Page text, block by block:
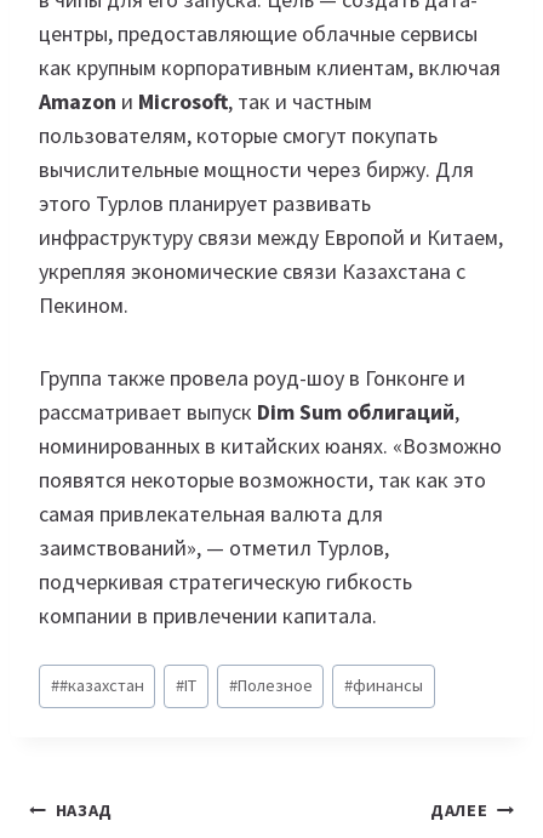
центры, предоставляющие облачные сервисы
как крупным корпоративным клиентам, включая
Amazon и Microsoft, так и частным
пользователям, которые смогут покупать
вычислительные мощности через биржу. Для
этого Турлов планирует развивать
инфраструктуру связи между Европой и Китаем,
укрепляя экономические связи Казахстана с
Пекином.
Группа также провела роуд-шоу в Гонконге и
рассматривает выпуск Dim Sum облигаций,
номинированных в китайских юанях. «Возможно
появятся некоторые возможности, так как это
самая привлекательная валюта для
заимствований», — отметил Турлов,
подчеркивая стратегическую гибкость
компании в привлечении капитала.
Метки
записи:
##казахстан #IT #Полезное #финансы
Навигация
НАЗАД ДАЛЕЕ